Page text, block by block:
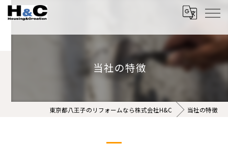
当社の特徴
東京都八王子のリフォームなら株式会社H&C 当社の特徴